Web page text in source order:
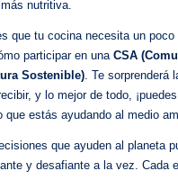
nutritiva.
que tu cocina necesita un poco
participar en una CSA
Sostenible). Te sorprenderá
y lo mejor de todo,
que estás ayudando al medio
que ayuden al planeta
y desafiante a la vez. Cada